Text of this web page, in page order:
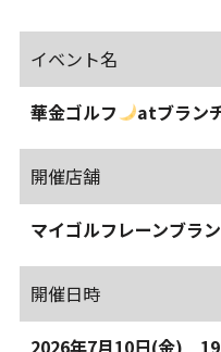
イベント名
華金ゴルフ atブラン
開催店舗
マイゴルフレーンブラ
開催日時
2026年7月10日(金)